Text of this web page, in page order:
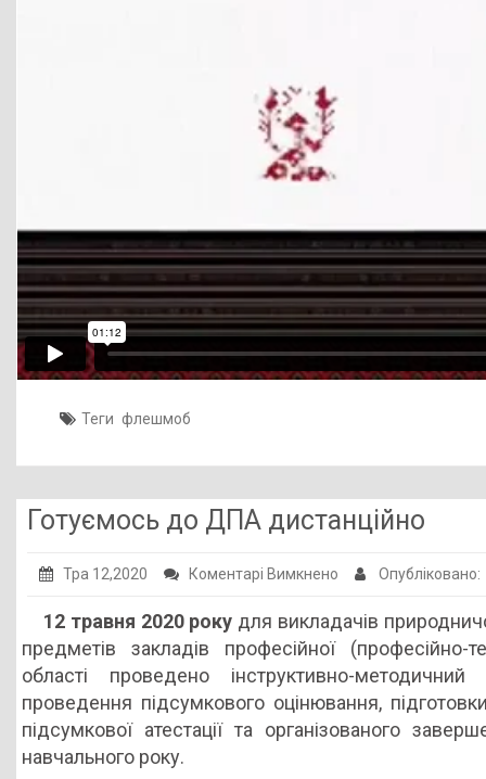
Теги флешмоб
Готуємось до ДПА дистанційно
Тра 12,2020 Коментарі Вимкнено до
до
ДПА
дистанційно
12 травня 2020 року для викладачів
предметів закладів професійної (професійно-
області проведено інструктивно-
проведення підсумкового оцінювання,
підсумкової атестації та організованого
навчального року.